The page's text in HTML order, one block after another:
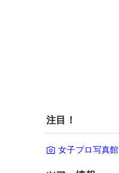
注目！
女子プロ写真館